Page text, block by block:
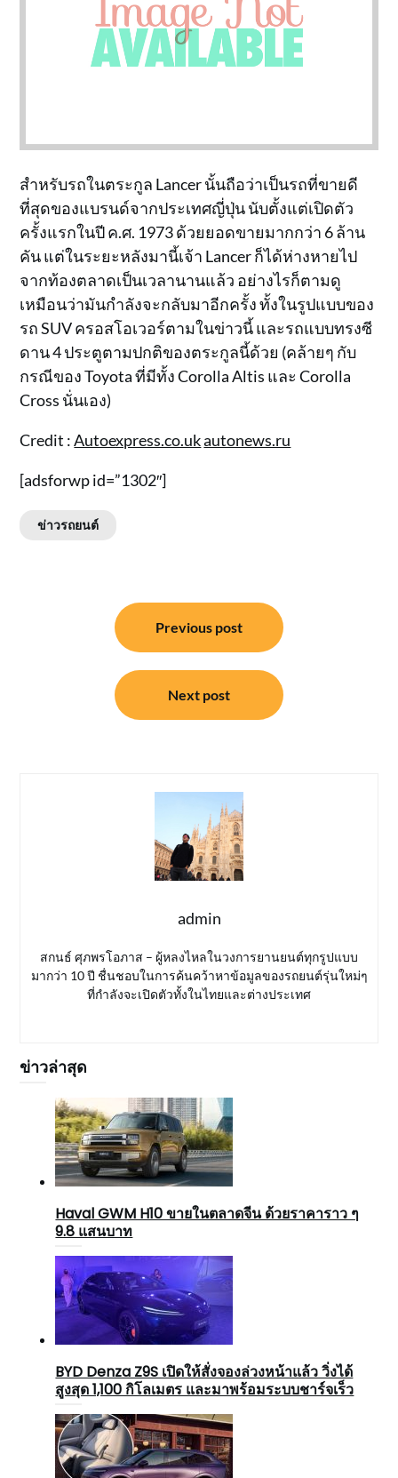
สำหรับรถในตระกูล Lancer นั้นถือว่าเป็นรถที่ขายดี
ที่สุดของแบรนด์จากประเทศญี่ปุ่น นับตั้งแต่เปิดตัว
ครั้งแรกในปี ค.ศ. 1973 ด้วยยอดขายมากกว่า 6 ล้าน
คัน แต่ในระยะหลังมานี้เจ้า Lancer ก็ได้ห่างหายไป
จากท้องตลาดเป็นเวลานานแล้ว อย่างไรก็ตามดู
เหมือนว่ามันกำลังจะกลับมาอีกครั้ง ทั้งในรูปแบบของ
รถ SUV ครอสโอเวอร์ตามในข่าวนี้ และรถแบบทรงซี
ดาน 4 ประตูตามปกติของตระกูลนี้ด้วย (คล้ายๆ กับ
กรณีของ Toyota ที่มีทั้ง Corolla Altis และ Corolla
Cross นั่นเอง)
Credit :Autoexpress.co.ukautonews.ru
[adsforwp id=”1302″]
ข่าวรถยนต์
Previous post
Next post
admin
สกนธ์ ศุภพรโอภาส – ผู้หลงไหลในวงการยานยนต์ทุกรูปแบบ
มากว่า 10 ปี ชื่นชอบในการค้นคว้าหาข้อมูลของรถยนต์รุ่นใหม่ๆ
ที่กำลังจะเปิดตัวทั้งในไทยและต่างประเทศ
ข่าวล่าสุด
Haval GWM H10 ขายในตลาดจีน ด้วยราคาราว ๆ
9.8 แสนบาท
BYD Denza Z9S เปิดให้สั่งจองล่วงหน้าแล้ว วิ่งได้
สูงสุด 1,100 กิโลเมตร และมาพร้อมระบบชาร์จเร็ว